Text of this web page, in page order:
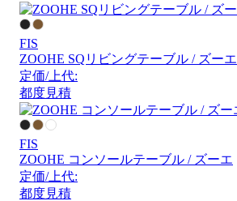
FIS
ZOOHE SQリビングテーブル / ズーエ
定価/上代:
都度見積
FIS
ZOOHE コンソールテーブル / ズーエ
定価/上代:
都度見積